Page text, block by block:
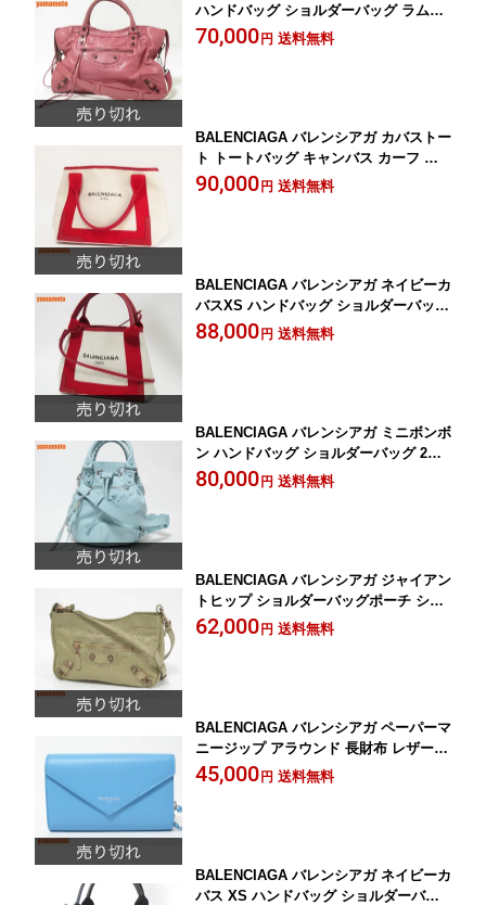
ハンドバッグ ショルダーバッグ ラムス
キン ピンク ミラー 鏡 115748【中古】
70,000 円 送料無料
BALENCIAGA バレンシアガ カバストー
ト トートバッグ キャンバス カーフ ナ
イロン レッド ポーチ付き 336699 2015
年 秋冬 美品【中古】
90,000 円 送料無料
BALENCIAGA バレンシアガ ネイビーカ
バスXS ハンドバッグ ショルダーバッグ
キャンバス カーフ ナイロン レッド ポ
ーチ付き 390346 2015年 秋冬 美品【中
88,000 円 送料無料
BALENCIAGA バレンシアガ ミニボンボ
ン ハンドバッグ ショルダーバッグ 2WA
Y ミラー 鏡 シープスキン ライトブルー
巾着 246438 美品【中古】
80,000 円 送料無料
BALENCIAGA バレンシアガ ジャイアン
トヒップ ショルダーバッグポーチ シー
プスキン 羊 ラテベージュ ミラー 鏡 237
203 美品 【中古】
62,000 円 送料無料
BALENCIAGA バレンシアガ ペーパーマ
ニージップ アラウンド 長財布 レザー O
BCAN ブルー 371661 新品同様 美品
【中古】
45,000 円 送料無料
BALENCIAGA バレンシアガ ネイビーカ
バス XS ハンドバッグ ショルダーバッ